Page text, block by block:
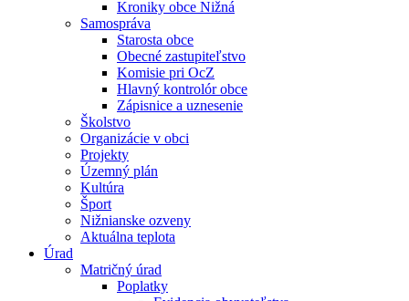
Kroniky obce Nižná
Samospráva
Starosta obce
Obecné zastupiteľstvo
Komisie pri OcZ
Hlavný kontrolór obce
Zápisnice a uznesenie
Školstvo
Organizácie v obci
Projekty
Územný plán
Kultúra
Šport
Nižnianske ozveny
Aktuálna teplota
Úrad
Matričný úrad
Poplatky